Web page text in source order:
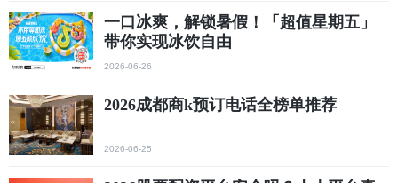
一口冰爽，解锁暑假！「超值星期五」
带你实现冰饮自由
2026-06-26
2026成都商k预订电话全榜单推荐
2026-06-25